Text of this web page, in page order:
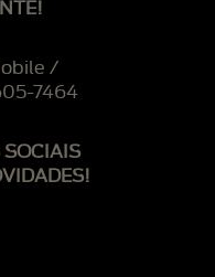
/
7464
SOCIAIS